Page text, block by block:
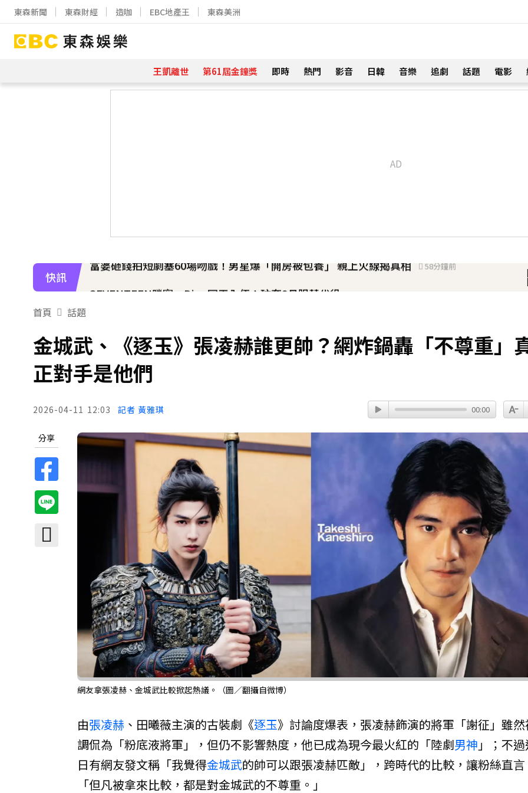
東森新聞 東森財經 造咖 EBC地產王 東森美洲
王凱離世 第61屆金鐘獎 即時 熱門 影音 日韓 音樂 追劇 話題 電影
快訊
SEVENTEEN勝寬、Dino同天入伍！玟奎9月服替代役
女星告別9年演藝圈！轉行當計程車司機 曝收入：比演員賺更多
蔡阿嘎陷爭議！蘿拉神隱19個月首發文 遭酸「詐騙集團回歸」回應了
快訊／方志友、楊銘威離婚 「無法再做情人、永遠是家人」
54分鐘前
首頁 話題
金城武、《逐玉》張凌赫誰更帥？網炸鍋轟「不尊重」
正對手是他們
2026-04-11 12:03 記者 黃雅琪 00:00
分享
網友拿張凌赫、金城武比較掀起熱議。（圖／翻攝自微博）
由張凌赫 、田曦薇主演的古裝劇《逐玉》討論度爆表，張凌赫飾演的將軍「謝征」雖
調侃為「粉底液將軍」，但仍不影響熱度，他已成為現今最火紅的「陸劇男神 」；不
日有網友發文稱「我覺得金城武的帥可以跟張凌赫匹敵」，跨時代的比較，讓粉絲直言
「但凡被拿來比較，都是對金城武的不尊重。」